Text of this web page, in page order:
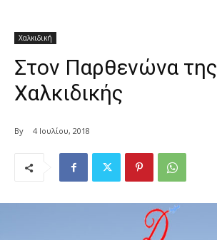
Χαλκιδική
Στον Παρθενώνα της
Χαλκιδικής
By 4 Ιουλίου, 2018